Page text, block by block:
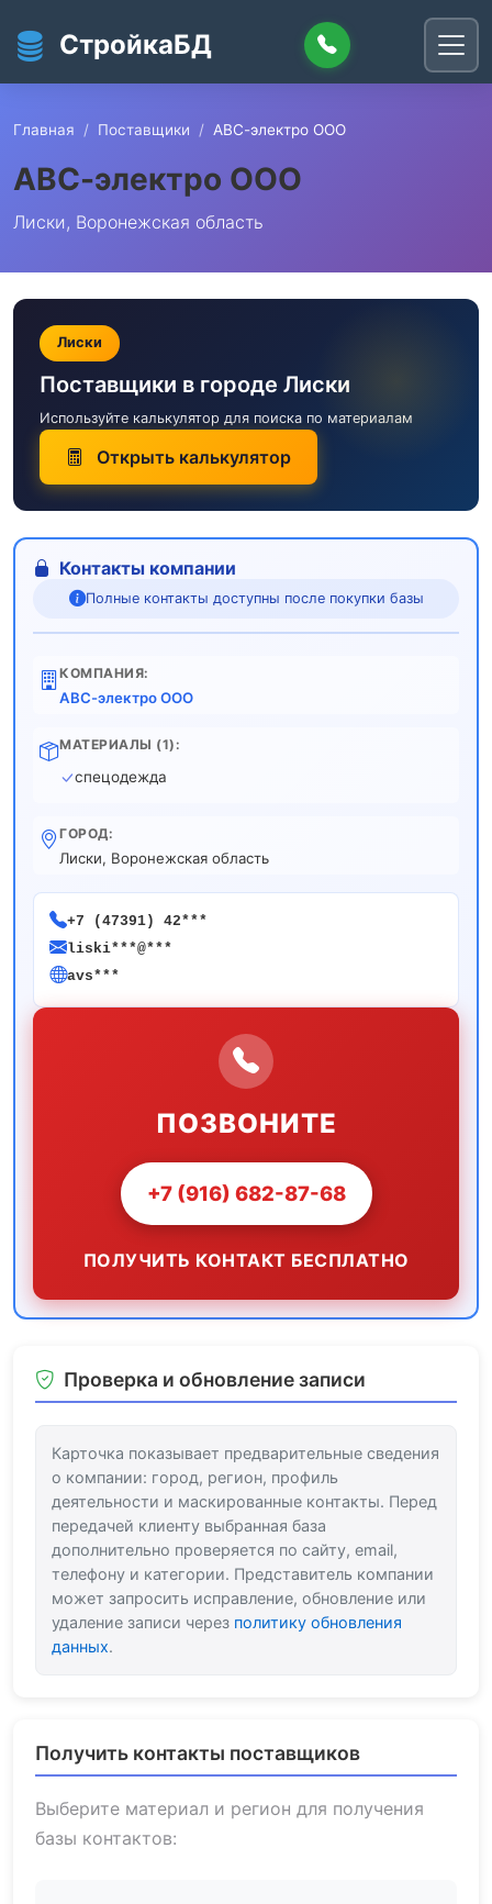
СтройкаБД
Главная Поставщики АВС-электро ООО
АВС-электро ООО
Лиски, Воронежская область
Лиски
Поставщики в городе Лиски
Используйте калькулятор для поиска по материалам
Открыть калькулятор
Контакты компании
Полные контакты доступны после покупки базы
КОМПАНИЯ:
АВС-электро ООО
МАТЕРИАЛЫ (1):
спецодежда
ГОРОД:
Лиски, Воронежская область
+7 (47391) 42***
liski***@***
avs***
ПОЗВОНИТЕ
+7 (916) 682-87-68
ПОЛУЧИТЬ КОНТАКТ БЕСПЛАТНО
Проверка и обновление записи
Карточка показывает предварительные сведения
о компании: город, регион, профиль
деятельности и маскированные контакты. Перед
передачей клиенту выбранная база
дополнительно проверяется по сайту, email,
телефону и категории. Представитель компании
может запросить исправление, обновление или
удаление записи через политику обновления
данных.
Получить контакты поставщиков
Выберите материал и регион для получения
базы контактов: